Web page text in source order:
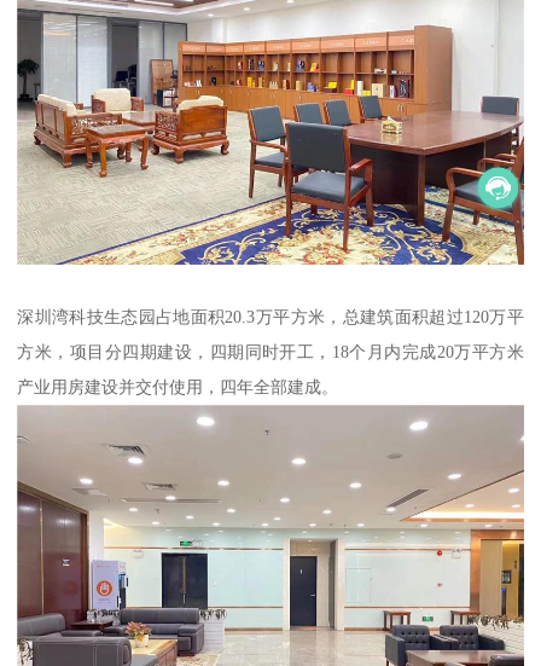
深圳湾科技生态园占地面积20.3万平方米，总建筑面积超过120万平
方米，项目分四期建设，四期同时开工，18个月内完成20万平方米
产业用房建设并交付使用，四年全部建成。